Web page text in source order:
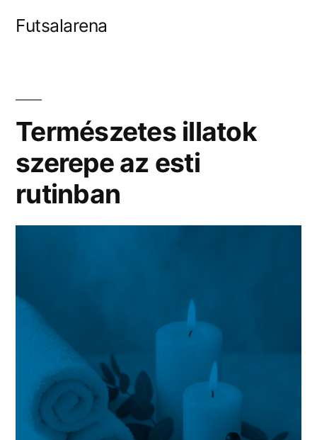
Futsalarena
Természetes illatok
szerepe az esti
rutinban